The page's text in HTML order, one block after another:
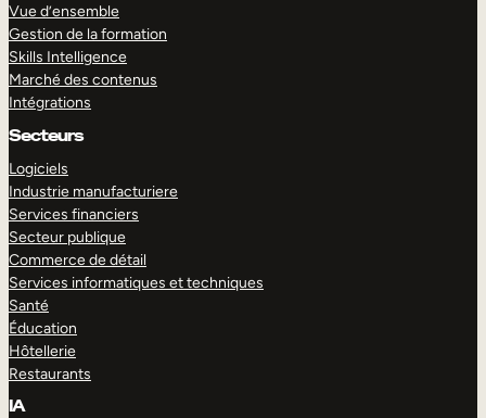
Vue d’ensemble
Gestion de la formation
Skills Intelligence
Marché des contenus
Intégrations
Secteurs
Logiciels
Industrie manufacturiere
Services financiers
Secteur publique
Commerce de détail
Services informatiques et techniques
Santé
Éducation
Hôtellerie
Restaurants
IA